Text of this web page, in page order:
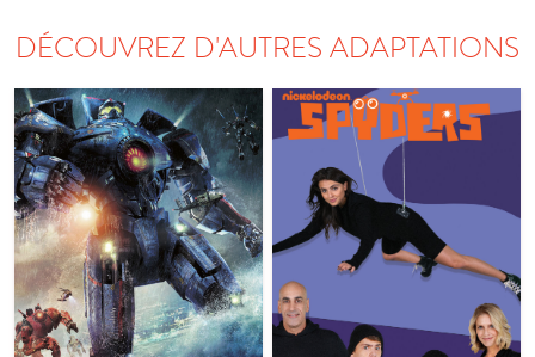
DÉCOUVREZ D'AUTRES ADAPTATIONS